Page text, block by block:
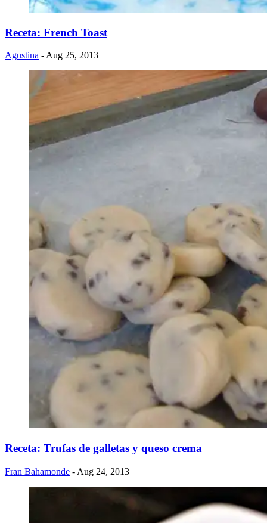
Receta: French Toast
Agustina - Aug 25, 2013
Receta: Trufas de galletas y queso crema
Fran Bahamonde - Aug 24, 2013